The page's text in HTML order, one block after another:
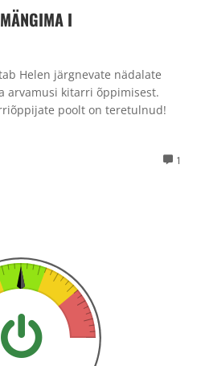
I
Helen järgnevate nädalate
arvamusi kitarri õppimisest.
poolt on teretulnud!
1